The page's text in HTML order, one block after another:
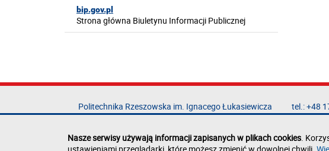
bip.gov.pl
Strona główna Biuletynu Informacji Publicznej
Politechnika Rzeszowska im. Ignacego Łukasiewicza
al. Powstańców Warszawy 12
tel.: +48
fax: +48
Nasze serwisy używają informacji zapisanych w plikach cookies.